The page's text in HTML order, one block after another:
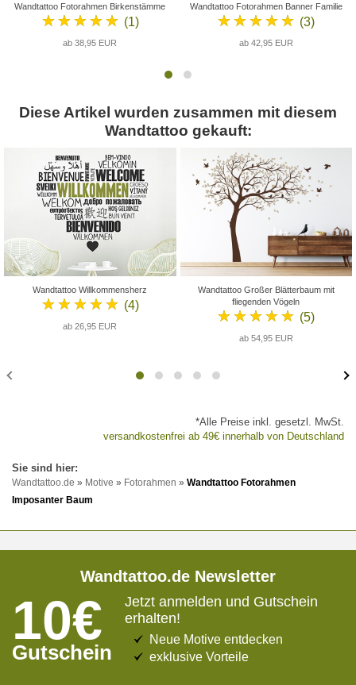
Wandtattoo Fotorahmen Birkenstämme
★★★★★ (1)
ab 38,95 EUR
Wandtattoo Fotorahmen Banner Familie
★★★★★ (3)
ab 42,95 EUR
Diese Artikel wurden zusammen mit diesem
Wandtattoo gekauft:
Wandtattoo Willkommensherz
★★★★★ (4)
ab 26,95 EUR
Wandtattoo Großer Blätterbaum mit
fliegenden Vögeln
★★★★★ (5)
ab 54,95 EUR
*Alle Preise inkl. gesetzl. MwSt.
versandkostenfrei ab 49€ innerhalb von Deutschland
Wandtattoo.de » Motive » Fotorahmen » Wandtattoo Fotorahmen
Imposanter Baum
Wandtattoo.de Newsletter
10€
Gutschein
Jetzt anmelden und Gutschein
erhalten!
Neue Motive entdecken
exklusive Vorteile